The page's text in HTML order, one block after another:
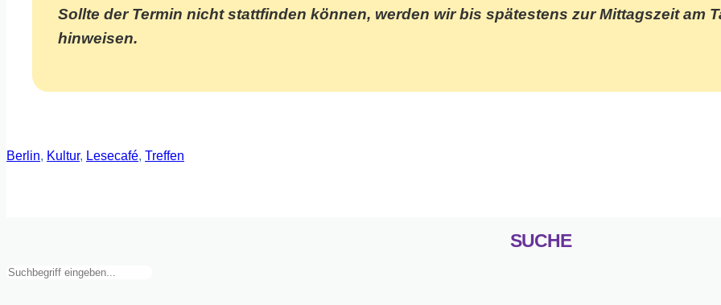
Sollte der Termin nicht stattfinden können, werden wir bis spätestens zur Mittagszeit am
hinweisen.
Berlin, Kultur, Lesecafé, Treffen
SUCHE
Suchen